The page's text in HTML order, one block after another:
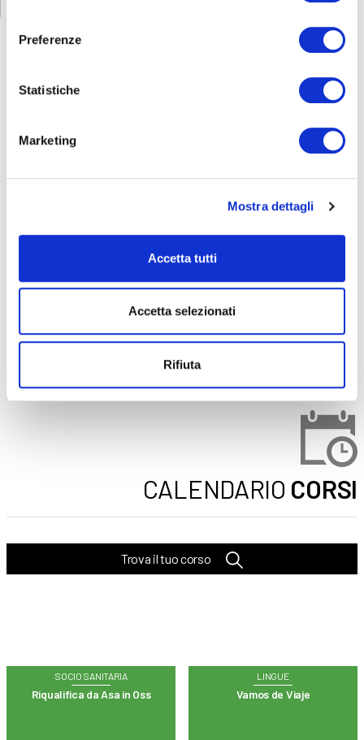
Preferenze
Statistiche
Marketing
Mostra dettagli
Accetta tutti
Accetta selezionati
Rifiuta
E CORSI
Seleziona e filtra per:
ADULTI
AZIENDE
Seleziona e filtra per:
CORSIONLINE
CALENDARIO CORSI
Trova il tuo corso
SOCIO SANITARIA
Riqualifica da Asa in Oss
LINGUE
Vamos de Viaje